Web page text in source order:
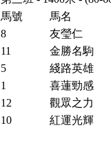
馬號
馬名
8
友瑩仁
11
金勝名駒
5
綫路英雄
1
喜蓮勁感
12
觀眾之力
10 紅運光輝